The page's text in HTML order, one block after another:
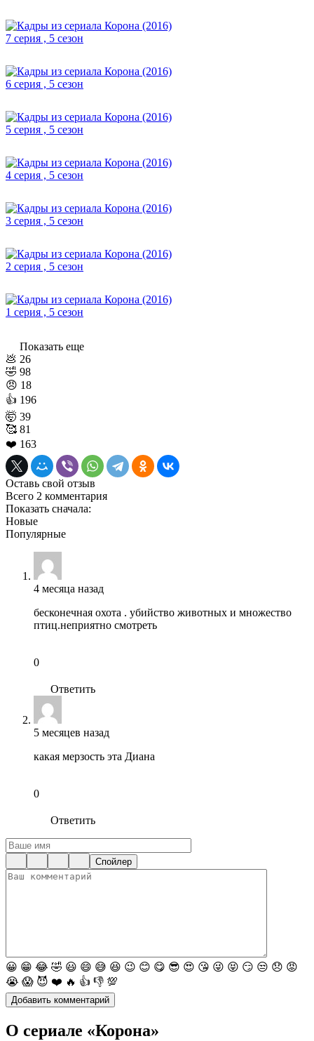
7 серия , 5 сезон
6 серия , 5 сезон
5 серия , 5 сезон
4 серия , 5 сезон
3 серия , 5 сезон
2 серия , 5 сезон
1 серия , 5 сезон
Показать еще
💩 26
🤣 98
😠 18
👍 196
🤯 39
🥰 81
❤️ 163
Оставь свой отзыв
Всего 2 комментария
Показать сначала:
Новые
Популярные
4 месяца назад
бесконечная охота . убийство животных и множество
птиц.неприятно смотреть
0
Ответить
5 месяцев назад
какая мерзость эта Диана
0
Ответить
Спойлер
😀 😁 😂 🤣 😃 😄 😅 😆 😉 😊 😋 😎 😍 😘 😜 😝 😏 😒 😞 😡
😭 😱 😈 ❤️ 🔥 👍 👎 💯
О сериале «Корона»